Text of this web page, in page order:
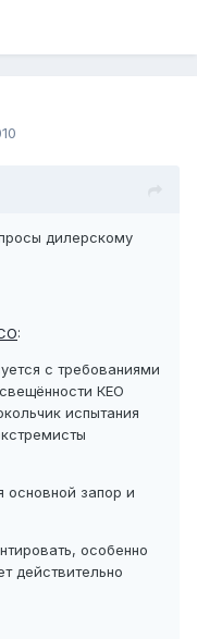
дилерскому
:
с требованиями
КЕО
испытания
основной запор и
особенно
действительно